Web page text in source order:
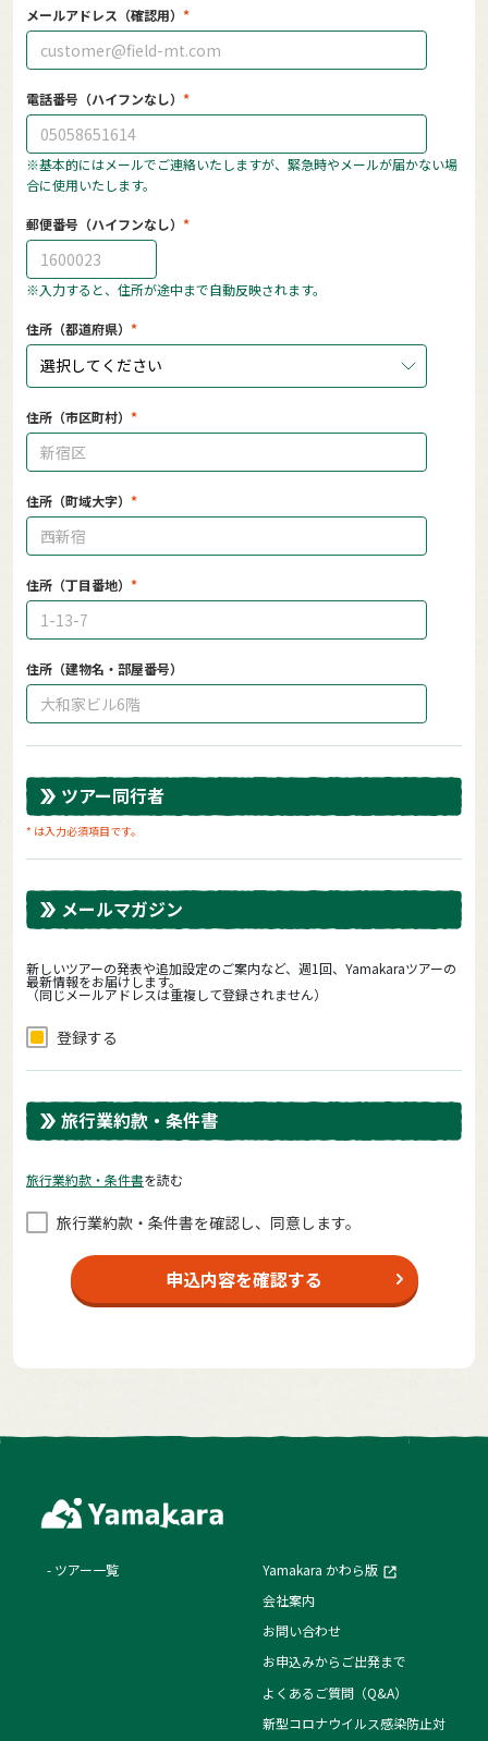
メールアドレス（確認用）
電話番号（ハイフンなし）
※基本的にはメールでご連絡いたしますが、緊急時やメールが届かない場
合に使用いたします。
郵便番号（ハイフンなし）
※入力すると、住所が途中まで自動反映されます。
住所（都道府県）
選択してください
住所（市区町村）
住所（町域大字）
住所（丁目番地）
住所（建物名・部屋番号）
ツアー同行者
* は入力必須項目です。
メールマガジン
新しいツアーの発表や追加設定のご案内など、週1回、Yamakaraツアーの
最新情報をお届けします。
（同じメールアドレスは重複して登録されません）
登録する
旅行業約款・条件書
旅⾏業約款・条件書を読む
旅⾏業約款・条件書を確認し、同意します。
申込内容を確認する
ツアー一覧
Yamakara かわら版
会社案内
お問い合わせ
お申込みからご出発まで
よくあるご質問（Q&A）
新型コロナウイルス感染防止対